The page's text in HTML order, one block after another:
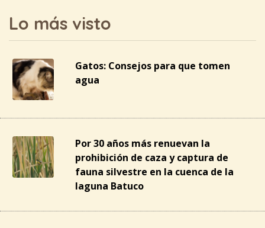
Lo más visto
Gatos: Consejos para que tomen
agua
Por 30 años más renuevan la
prohibición de caza y captura de
fauna silvestre en la cuenca de la
laguna Batuco